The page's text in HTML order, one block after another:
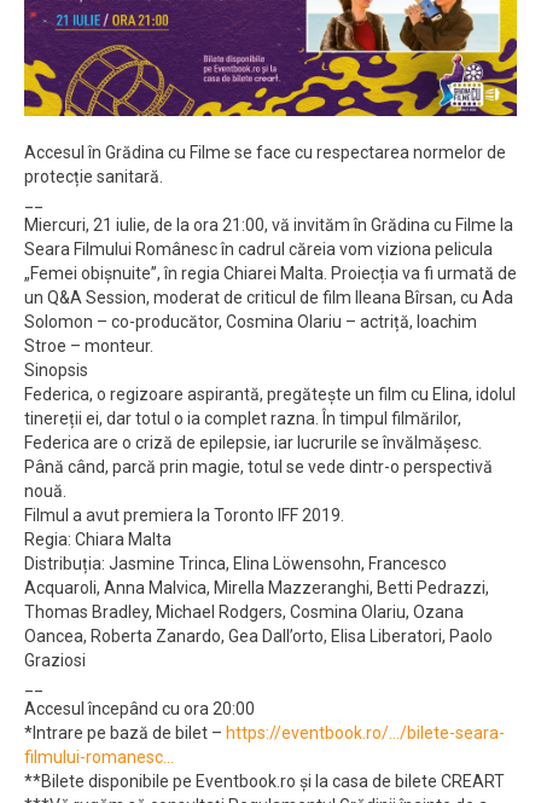
Accesul în Grădina cu Filme se face cu respectarea normelor de
protecție sanitară.
Miercuri, 21 iulie, de la ora 21:00, vă invităm în Grădina cu Filme la
Seara Filmului Românesc în cadrul căreia vom viziona pelicula
„Femei obișnuite”, în regia Chiarei Malta. Proiecția va fi urmată de
un Q&A Session, moderat de criticul de film Ileana Bîrsan, cu Ada
Solomon – co-producător, Cosmina Olariu – actriță, Ioachim
Stroe – monteur.
Sinopsis
Federica, o regizoare aspirantă, pregătește un film cu Elina, idolul
tinereții ei, dar totul o ia complet razna. În timpul filmărilor,
Federica are o criză de epilepsie, iar lucrurile se învălmășesc.
Până când, parcă prin magie, totul se vede dintr-o perspectivă
nouă.
Filmul a avut premiera la Toronto IFF 2019.
Regia: Chiara Malta
Distribuția: Jasmine Trinca, Elina Löwensohn, Francesco
Acquaroli, Anna Malvica, Mirella Mazzeranghi, Betti Pedrazzi,
Thomas Bradley, Michael Rodgers, Cosmina Olariu, Ozana
Oancea, Roberta Zanardo, Gea Dall’orto, Elisa Liberatori, Paolo
Graziosi
Accesul începând cu ora 20:00
*Intrare pe bază de bilet – https://eventbook.ro/…/bilete-seara-
filmului-romanesc…
**Bilete disponibile pe Eventbook.ro și la casa de bilete CREART